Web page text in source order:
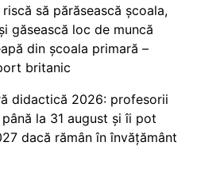
să părăsească școala,
găsească loc de muncă
din școala primară –
britanic
didactică 2026: profesorii
la 31 august și îi pot
dacă rămân în învățământ